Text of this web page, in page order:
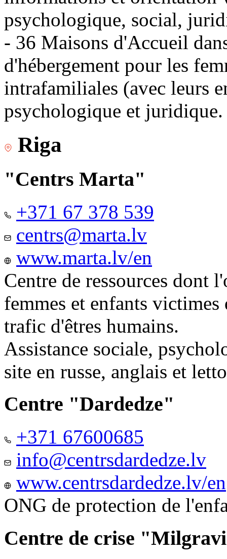
psychologique, social,
- 36 Maisons d'Accueil
d'hébergement pour les
intrafamiliales (avec leurs
psychologique et juridique.
Riga
"Centrs Marta"
+371 67 378 539
centrs@marta.lv
www.marta.lv/en
Centre de ressources dont
femmes et enfants
trafic d'êtres humains.
Assistance sociale,
site en russe, anglais et
Centre "Dardedze"
+371 67600685
info@centrsdardedze.lv
www.centrsdardedze.lv/en
ONG de protection de
Centre de crise